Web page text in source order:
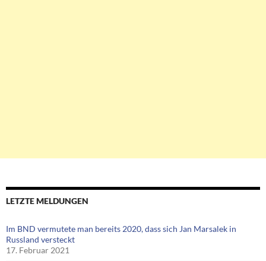
LETZTE MELDUNGEN
Im BND vermutete man bereits 2020, dass sich Jan Marsalek in
Russland versteckt
17. Februar 2021